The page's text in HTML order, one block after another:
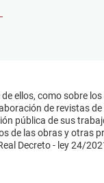
ellos, como sobre
de revistas
pública de sus
de las obras y otras
Decreto - ley 24/